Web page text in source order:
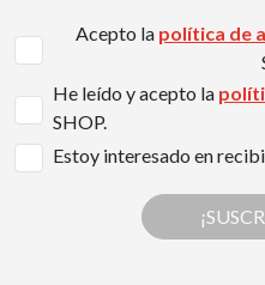
Acepto la política de
He leído y acepto la
SHOP.
Estoy interesado en